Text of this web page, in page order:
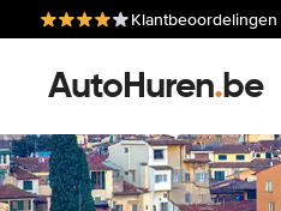
Klantbeoordelingen
AutoHuren.be